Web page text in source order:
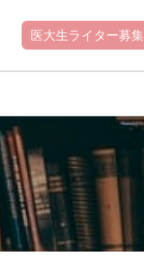
医大生ライター募集